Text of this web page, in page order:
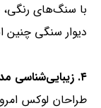
با سنگ‌های
دیوار سنگی چنین
۴. زیبایی‌شناسی مدرن
طراحان لوکس